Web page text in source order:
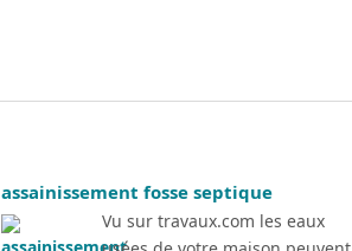
assainissement fosse septique
Vu sur travaux.com les eaux